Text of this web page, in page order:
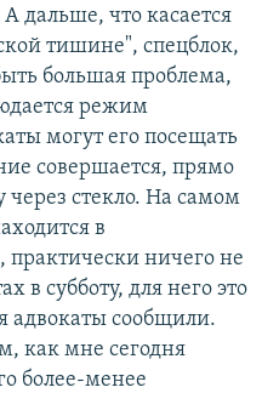
дальше, что касается
тишине", спецблок,
большая проблема,
режим
могут его посещать
совершается, прямо
через стекло. На самом
в
ничего не
в субботу, для него это
адвокаты сообщили.
как мне сегодня
более-менее